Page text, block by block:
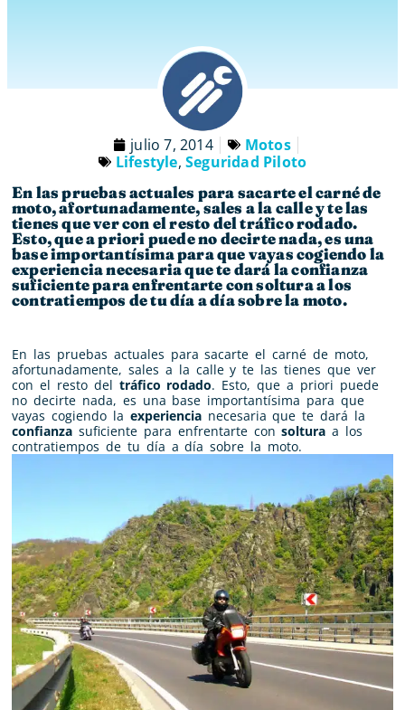
julio 7, 2014
Motos
Lifestyle, Seguridad Piloto
En las pruebas actuales para sacarte el carné de
moto, afortunadamente, sales a la calle y te las
tienes que ver con el resto del tráfico rodado.
Esto, que a priori puede no decirte nada, es una
base importantísima para que vayas cogiendo la
experiencia necesaria que te dará la confianza
suficiente para enfrentarte con soltura a los
contratiempos de tu día a día sobre la moto.
En las pruebas actuales para sacarte el carné de moto,
afortunadamente, sales a la calle y te las tienes que ver
con el resto del tráfico rodado. Esto, que a priori puede
no decirte nada, es una base importantísima para que
vayas cogiendo la experiencianecesaria que te dará la
confianza suficiente para enfrentarte consolturaa los
contratiempos de tu día a día sobre la moto.